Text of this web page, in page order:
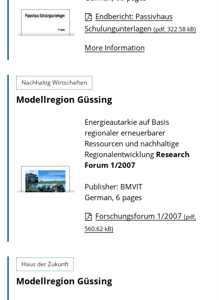
o
n
o
n
l
a
d
s
P
b
i
c
t
i
o
n
o
n
l
d
Endbericht: Passivhaus
Schulungunterlagen (pdf, 322.58 kB)
More Information
Nachhaltig Wirtschaften
Modellregion Güssing
Energieautarkie auf Basis
regionaler erneuerbarer
Ressourcen und nachhaltige
Regionalentwicklung Research
Forum 1/2007
Publisher: BMVIT
German, 6 pages
P
i
Forschungsforum 1/2007 (pdf,
560.62 kB)
Haus der Zukunft
Modellregion Güssing